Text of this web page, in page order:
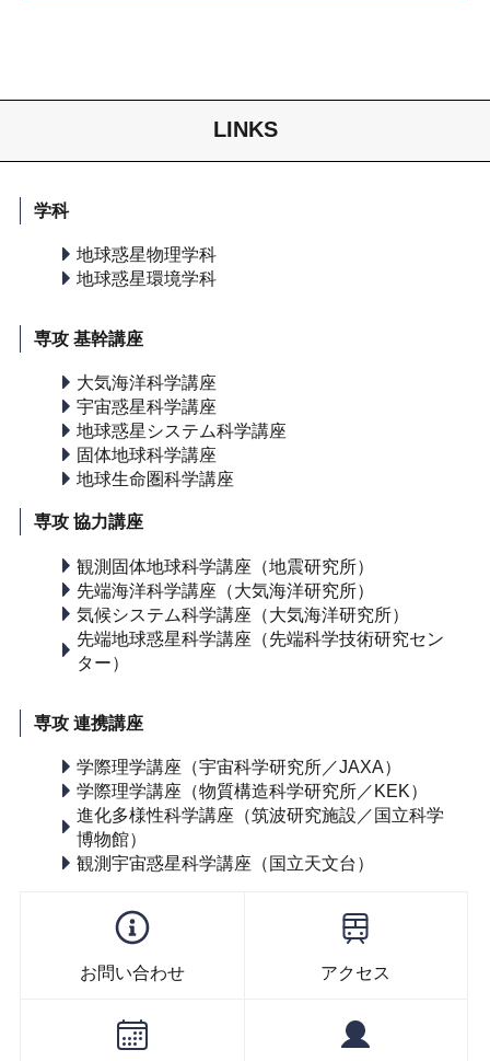
LINKS
学科
地球惑星物理学科
地球惑星環境学科
専攻 基幹講座
大気海洋科学講座
宇宙惑星科学講座
地球惑星システム科学講座
固体地球科学講座
地球生命圏科学講座
専攻 協力講座
観測固体地球科学講座（地震研究所）
先端海洋科学講座（大気海洋研究所）
気候システム科学講座（大気海洋研究所）
先端地球惑星科学講座（先端科学技術研究セン
ター）
専攻 連携講座
学際理学講座（宇宙科学研究所／JAXA）
学際理学講座（物質構造科学研究所／KEK）
進化多様性科学講座（筑波研究施設／国立科学
博物館）
観測宇宙惑星科学講座（国立天文台）
お問い合わせ アクセス